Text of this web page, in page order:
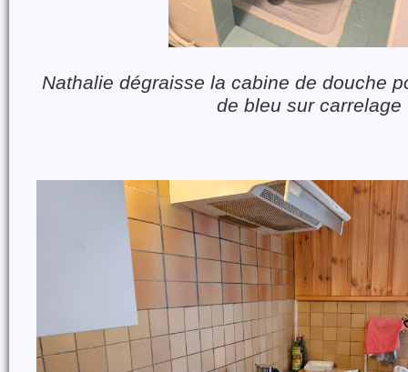
Nathalie dégraisse la cabine de douche
de bleu sur carrelage